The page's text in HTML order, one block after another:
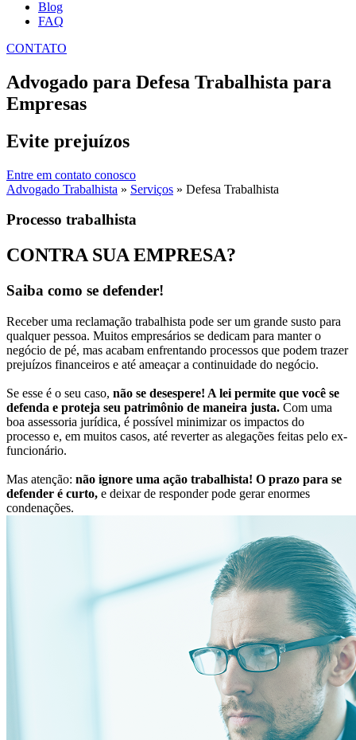
Blog
FAQ
CONTATO
Advogado para Defesa Trabalhista para
Empresas
Evite prejuízos
Entre em contato conosco
Advogado Trabalhista » Serviços » Defesa Trabalhista
Processo trabalhista
CONTRA SUAEMPRESA?
Saiba como se defender!
Receber uma reclamação trabalhista pode ser um grande susto para
qualquer pessoa. Muitos empresários se dedicam para manter o
negócio de pé, mas acabam enfrentando processos que podem trazer
prejuízos financeiros e até ameaçar a continuidade do negócio.
Se esse é o seu caso, não se desespere! A lei permite que você se
defenda e proteja seu patrimônio de maneira justa. Com uma
boa assessoria jurídica, é possível minimizar os impactos do
processo e, em muitos casos, até reverter as alegações feitas pelo ex-
funcionário.
Mas atenção: não ignore uma ação trabalhista! O prazo para se
defender é curto, e deixar de responder pode gerar enormes
condenações.